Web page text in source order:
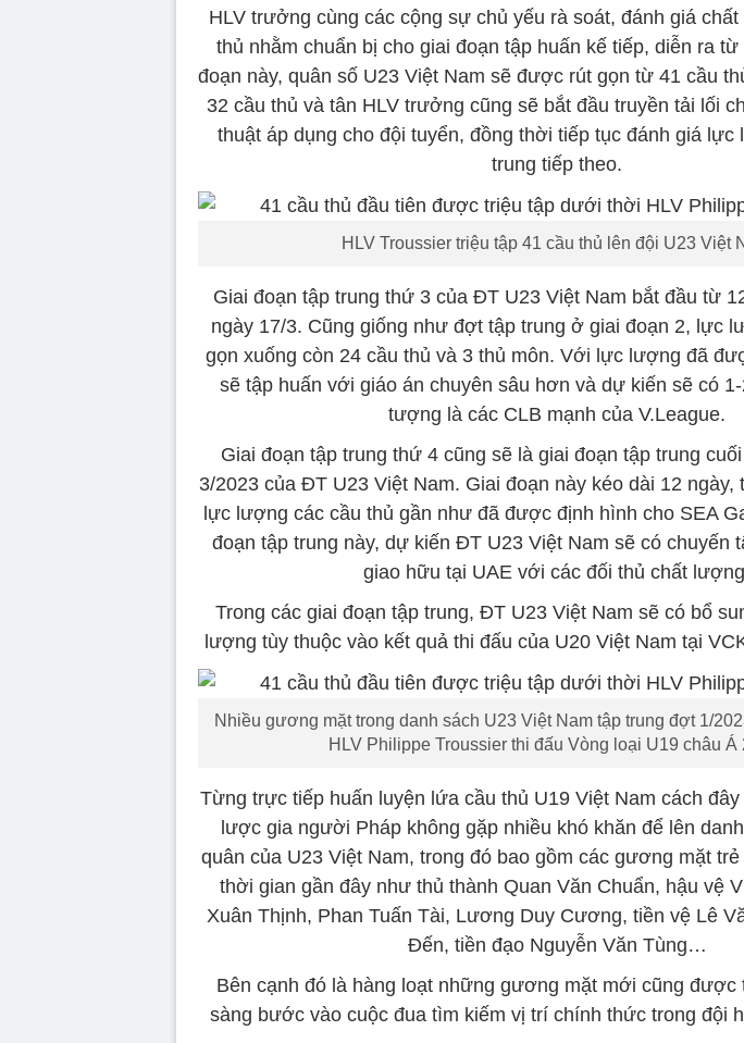
HLV trưởng cùng các cộng sự chủ yếu rà soát, đánh giá
thủ nhằm chuẩn bị cho giai đoạn tập huấn kế tiếp, diễn ra
đoạn này, quân số U23 Việt Nam sẽ được rút gọn từ 41 cầu
32 cầu thủ và tân HLV trưởng cũng sẽ bắt đầu truyền tải lối
thuật áp dụng cho đội tuyển, đồng thời tiếp tục đánh giá
trung tiếp theo.
HLV Troussier triệu tập 41 cầu thủ lên đội U23 Việt
Giai đoạn tập trung thứ 3 của ĐT U23 Việt Nam bắt đầu từ
ngày 17/3. Cũng giống như đợt tập trung ở giai đoạn 2, lực
gọn xuống còn 24 cầu thủ và 3 thủ môn. Với lực lượng đã
sẽ tập huấn với giáo án chuyên sâu hơn và dự kiến sẽ có
tượng là các CLB mạnh của V.League.
Giai đoạn tập trung thứ 4 cũng sẽ là giai đoạn tập trung
3/2023 của ĐT U23 Việt Nam. Giai đoạn này kéo dài 12
lực lượng các cầu thủ gần như đã được định hình cho SEA
đoạn tập trung này, dự kiến ĐT U23 Việt Nam sẽ có chuyến
giao hữu tại UAE với các đối thủ chất
Trong các giai đoạn tập trung, ĐT U23 Việt Nam sẽ có bổ
lượng tùy thuộc vào kết quả thi đấu của U20 Việt Nam tại
Nhiều gương mặt trong danh sách U23 Việt Nam tập trung đợt 1/
HLV Philippe Troussier thi đấu Vòng loại U19 châu Á
Từng trực tiếp huấn luyện lứa cầu thủ U19 Việt Nam cách
lược gia người Pháp không gặp nhiều khó khăn để lên
quân của U23 Việt Nam, trong đó bao gồm các gương mặt
thời gian gần đây như thủ thành Quan Văn Chuẩn, hậu vệ
Xuân Thịnh, Phan Tuấn Tài, Lương Duy Cương, tiền vệ Lê
Đến, tiền đạo Nguyễn Văn Tùng…
Bên cạnh đó là hàng loạt những gương mặt mới cũng được
sàng bước vào cuộc đua tìm kiếm vị trí chính thức trong đội